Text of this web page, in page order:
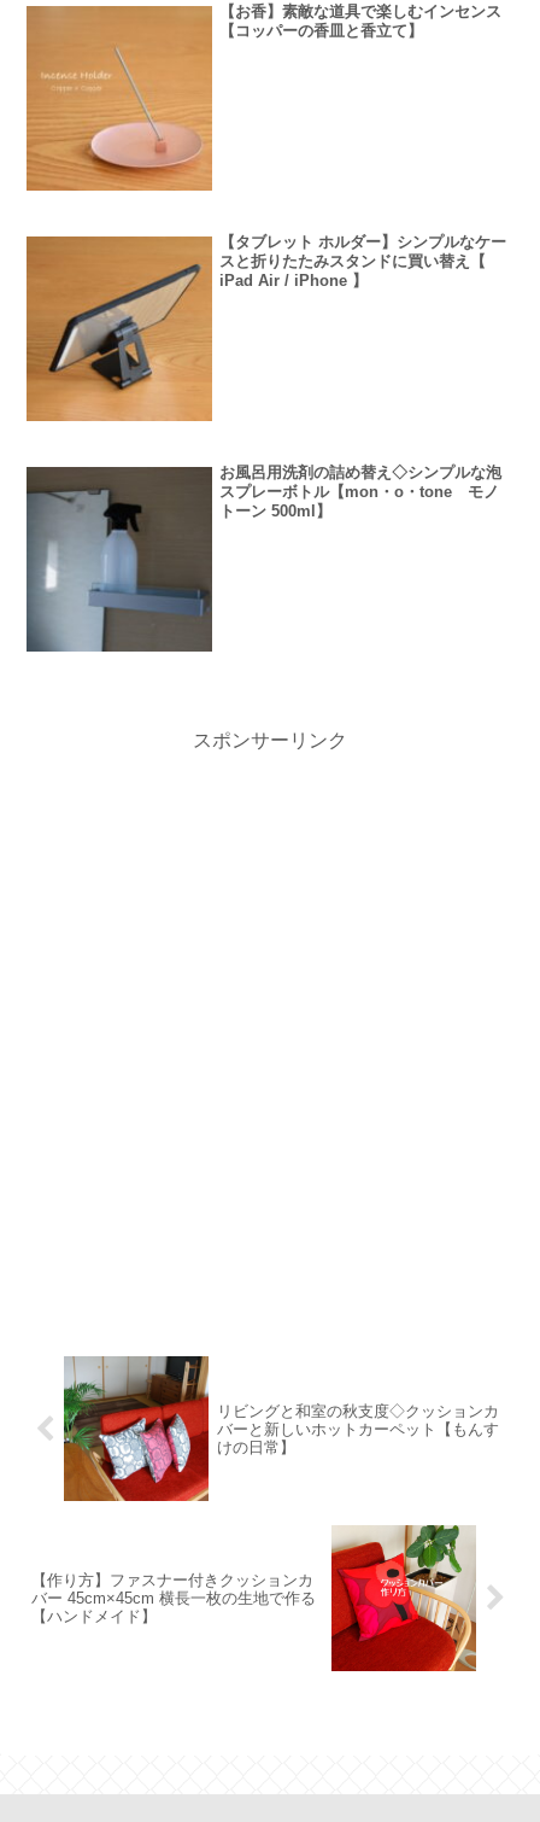
【お香】素敵な道具で楽しむインセンス
【コッパーの香皿と香立て】
【タブレット ホルダー】シンプルなケー
スと折りたたみスタンドに買い替え【
iPad Air / iPhone 】
お風呂用洗剤の詰め替え◇シンプルな泡
スプレーボトル【mon・o・tone モノ
トーン 500ml】
スポンサーリンク
リビングと和室の秋支度◇クッションカ
バーと新しいホットカーペット【もんす
けの日常】
【作り方】ファスナー付きクッションカ
バー 45cm×45cm 横長一枚の生地で作る
【ハンドメイド】